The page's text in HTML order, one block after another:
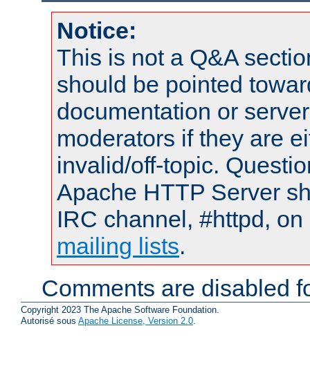
Notice:
This is not a Q&A
should be pointed
documentation or
moderators if they are
invalid/off-topic.
Apache HTTP Server
IRC channel, #httpd,
mailing lists.
Comments are disabled
Copyright 2023 The Apache Software Foundation.
Autorisé sous Apache License, Version 2.0